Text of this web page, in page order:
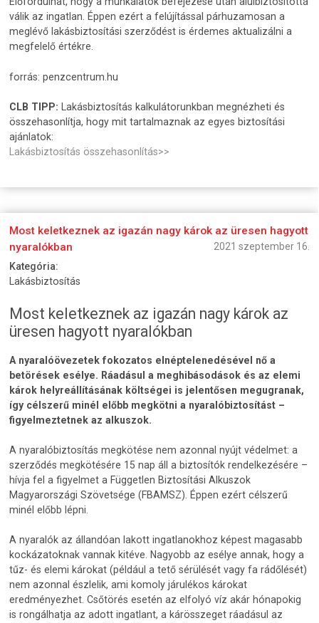
válik az ingatlan. Éppen ezért a felújítással párhuzamosan a
meglévő lakásbiztosítási szerződést is érdemes aktualizálni a
megfelelő értékre.
forrás: penzcentrum.hu
CLB TIPP: Lakásbiztosítás kalkulátorunkban megnézheti és
összehasonlítja, hogy mit tartalmaznak az egyes biztosítási
ajánlatok:
Lakásbiztosítás összehasonlítás>>
Most keletkeznek az igazán nagy károk az üresen hagyott
nyaralókban
2021 szeptember 16.
Kategória:
Lakásbiztosítás
Most keletkeznek az igazán nagy károk az
üresen hagyott nyaralókban
A nyaralóövezetek fokozatos elnéptelenedésével nő a
betörések esélye. Ráadásul a meghibásodások és az elemi
károk helyreállításának költségei is jelentősen megugranak,
így célszerű minél előbb megkötni a nyaralóbiztosítást –
figyelmeztetnek az alkuszok.
A nyaralóbiztosítás megkötése nem azonnal nyújt védelmet: a
szerződés megkötésére 15 nap áll a biztosítók rendelkezésére –
hívja fel a figyelmet a Független Biztosítási Alkuszok
Magyarországi Szövetsége (FBAMSZ). Éppen ezért célszerű
minél előbb lépni.
A nyaralók az állandóan lakott ingatlanokhoz képest magasabb
kockázatoknak vannak kitéve. Nagyobb az esélye annak, hogy a
tűz- és elemi károkat (például a tető sérülését vagy fa rádőlését)
nem azonnal észlelik, ami komoly járulékos károkat
eredményezhet. Csőtörés esetén az elfolyó víz akár hónapokig
is rongálhatja az adott ingatlant, a kárösszeget ráadásul az